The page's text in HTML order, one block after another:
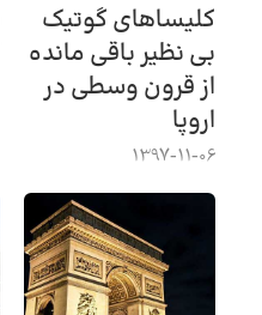
کلیساهای گوتیک
بی نظیر باقی مانده
از قرون وسطی در
اروپا
1397-11-06